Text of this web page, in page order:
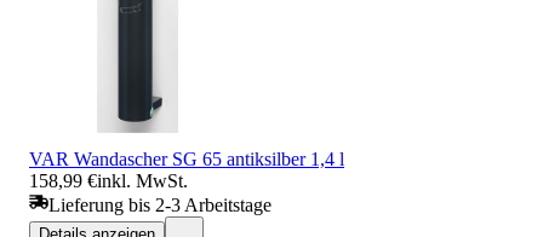
VAR Wandascher SG 65 antiksilber 1,4 l
158,99 €inkl. MwSt.
Lieferung bis 2-3 Arbeitstage